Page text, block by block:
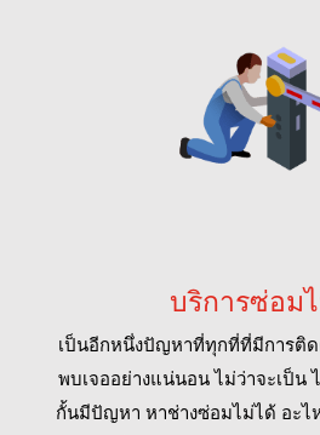
บริการซ่อม
เป็นอีกหนึ่งปัญหาที่ทุกที่ที่มีการติ
พบเจออย่างแน่นอน ไม่ว่าจะเป็น
กั้นมีปัญหา หาช่างซ่อมไม่ได้ อะไ